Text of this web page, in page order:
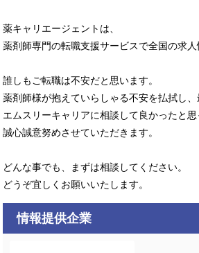
薬キャリエージェントは、
薬剤師専門の転職支援サービスで全国の求人
誰しもご転職は不安だと思います。
薬剤師様が抱えていらしゃる不安を払拭し
エムスリーキャリアに相談して良かったと思
誠心誠意努めさせていただきます。
どんな事でも、まずは相談してください。
どうぞ宜しくお願いいたします。
情報提供企業